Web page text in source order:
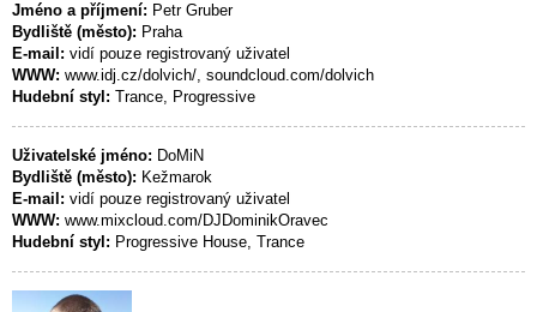
Jméno a příjmení: Petr Gruber
Bydliště (město): Praha
E-mail: vidí pouze registrovaný uživatel
WWW: www.idj.cz/dolvich/, soundcloud.com/dolvich
Hudební styl: Trance, Progressive
Uživatelské jméno: DoMiN
Bydliště (město): Kežmarok
E-mail: vidí pouze registrovaný uživatel
WWW: www.mixcloud.com/DJDominikOravec
Hudební styl: Progressive House, Trance